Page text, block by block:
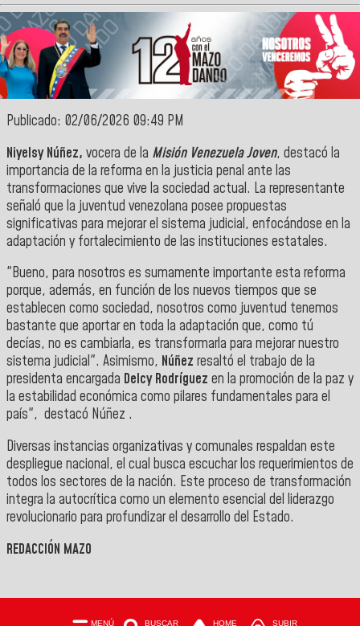
Publicado: 02/06/2026 09:49 PM
Niyelsy Núñez, vocera de la Misión Venezuela Joven, destacó la
importancia de la reforma en la justicia penal ante las
transformaciones que vive la sociedad actual. La representante
señaló que la juventud venezolana posee propuestas
significativas para mejorar el sistema judicial, enfocándose en la
adaptación y fortalecimiento de las instituciones estatales.
"Bueno, para nosotros es sumamente importante esta reforma
porque, además, en función de los nuevos tiempos que se
establecen como sociedad, nosotros como juventud tenemos
bastante que aportar en toda la adaptación que, como tú
decías, no es cambiarla, es transformarla para mejorar nuestro
sistema judicial". Asimismo, Núñez resaltó el trabajo de la
presidenta encargada Delcy Rodríguez en la promoción de la paz y
la estabilidad económica como pilares fundamentales para el
país", destacó Núñez .
Diversas instancias organizativas y comunales respaldan este
despliegue nacional, el cual busca escuchar los requerimientos de
todos los sectores de la nación. Este proceso de transformación
integra la autocrítica como un elemento esencial del liderazgo
revolucionario para profundizar el desarrollo del Estado.
REDACCIÓN MAZO
MENÚ BUSCAR HOME SUBIR